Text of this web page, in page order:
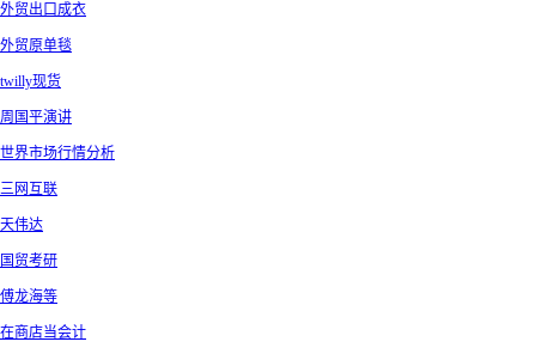
外贸出口成衣
外贸原单毯
twilly现货
周国平演讲
世界市场行情分析
三网互联
天伟达
国贸考研
傅龙海等
在商店当会计